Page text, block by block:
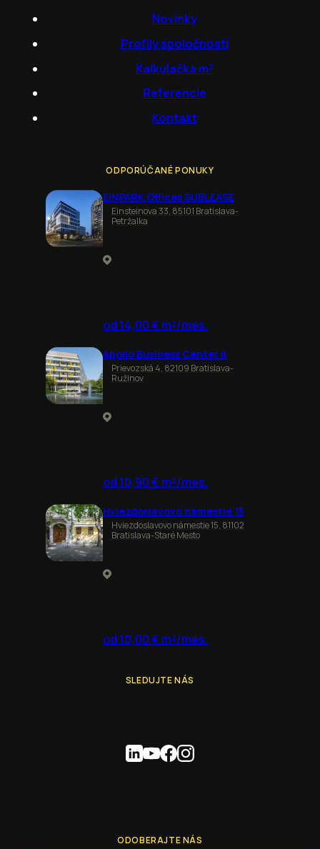
Novinky
Profily spoločností
Kalkulačka m²
Referencie
Kontakt
ODPORÚČANÉ PONUKY
EINPARK Offices SUBLEASE
Einsteinova 33, 85101 Bratislava-
Petržalka
od 14,00 € m²/mes.
Apollo Business Center II
Prievozská 4, 82109 Bratislava-
Ružinov
od 10,90 € m²/mes.
Hviezdoslavovo námestie 15
Hviezdoslavovo námestie 15, 81102
Bratislava-Staré Mesto
od 10,00 € m²/mes.
SLEDUJTE NÁS
ODOBERAJTE NÁS